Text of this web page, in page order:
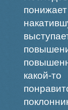
какой-